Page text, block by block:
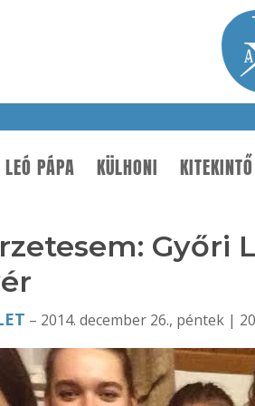
PÁPA KÜLHONI KITEKINTŐ
Győri
– 2014. december 26., péntek |